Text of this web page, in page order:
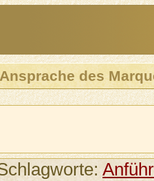
Ansprache des